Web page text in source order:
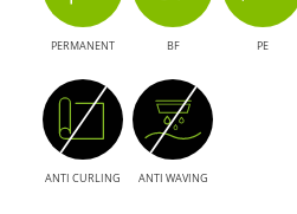
PERMANENT BF PE
ANTI CURLING ANTI WAVING